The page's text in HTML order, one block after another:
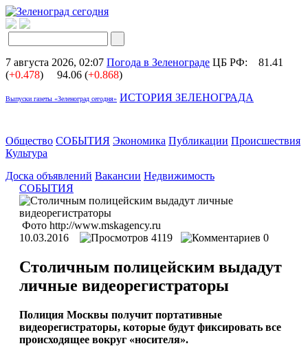
7 августа 2026, 02:07 Погода в Зеленограде ЦБ РФ:
81.41
(+0.478) 94.06 (+0.868)
Выпуски газеты «Зеленоград сегодня» ИСТОРИЯ ЗЕЛЕНОГРАДА
Общество СОБЫТИЯ Экономика Публикации Происшествия
Культура
Доска объявлений Вакансии Недвижимость
СОБЫТИЯ
Фото http://www.mskagency.ru
10.03.2016
4119 0
Столичным полицейским выдадут
личные видеорегистраторы
Полиция Москвы получит портативные
видеорегистраторы, которые будут фиксировать все
происходящее вокруг «носителя».